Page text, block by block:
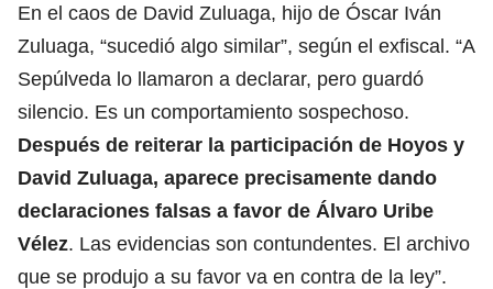
En el caos de David Zuluaga, hijo de Óscar Iván
Zuluaga, “sucedió algo similar”, según el exfiscal. “A
Sepúlveda lo llamaron a declarar, pero guardó
silencio. Es un comportamiento sospechoso.
Después de reiterar la participación de Hoyos y
David Zuluaga, aparece precisamente dando
declaraciones falsas a favor de Álvaro Uribe
Vélez. Las evidencias son contundentes. El archivo
que se produjo a su favor va en contra de la ley”.